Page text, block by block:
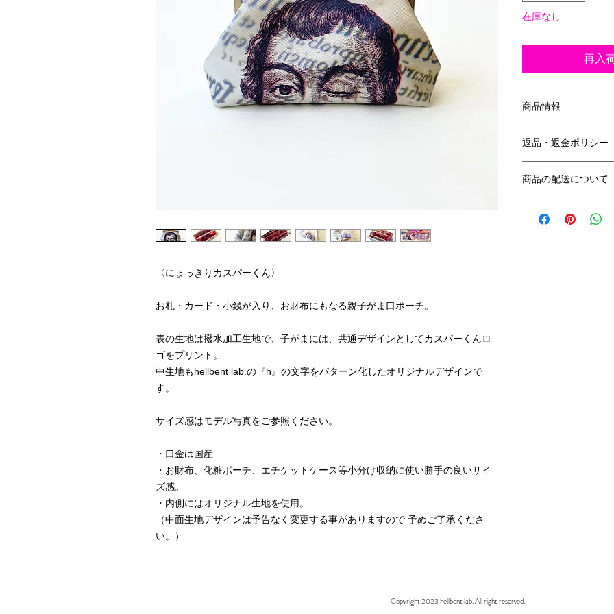
〈にょっきりカスパーくん〉
お札・カード・小銭が入り、お財布にもなる親子がま口ポーチ。
表の生地は撥水加工生地で、子がまには、共通デザインとしてカスパーくんロ
ゴをプリント。
中生地もhellbent lab.の『h』の文字をパターン化したオリジナルデザインで
す。
サイズ感はモデル写真をご参照ください。
・口金は国産
・お財布、化粧ポーチ、エチケットケース等小分け収納に使い勝手の良いサイ
ズ感。
・内側にはオリジナル生地を使用。
（中面生地デザインは予告なく変更する事がありますので 予めご了承くださ
い。）
在庫なし
再入
商品情報
親がま： 縦9.5cm
13cm
小がま： 縦8cm ×
返品・返金ポリシー
返品期限商品到着後
お客様都合による返
商品の配送について
Copyright 2023 hellbent lab. All right reserved.